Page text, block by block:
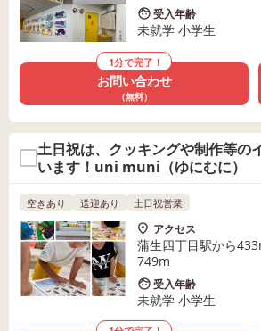
受入年齢
未就学 小学生
1分で完了！
お問い合わせ
（無料）
土日祝は、クッキングや制作等の
います！uni muni（ゆにむに）
空きあり 送迎あり 土日祝営業
アクセス
蒲生四丁目駅から
749m
受入年齢
未就学 小学生